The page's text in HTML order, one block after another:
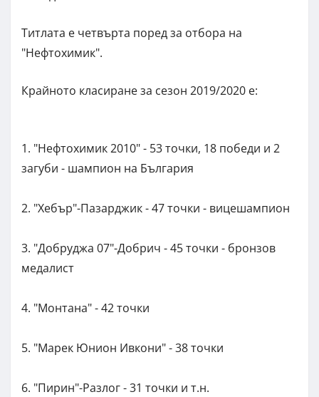
Титлата е четвърта поред за отбора на
"Нефтохимик".
Крайното класиране за сезон 2019/2020 е:
1. "Нефтохимик 2010" - 53 точки, 18 победи и 2
загуби - шампион на България
2. "Хебър"-Пазарджик - 47 точки - вицешампион
3. "Добруджа 07"-Добрич - 45 точки - бронзов
медалист
4. "Монтана" - 42 точки
5. "Марек Юнион Ивкони" - 38 точки
6. "Пирин"-Разлог - 31 точки и т.н.